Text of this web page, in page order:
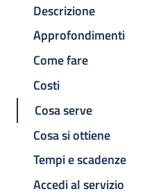
Descrizione
Approfondimenti
Come fare
Costi
Cosa serve
Cosa si ottiene
Tempi e scadenze
Accedi al servizio